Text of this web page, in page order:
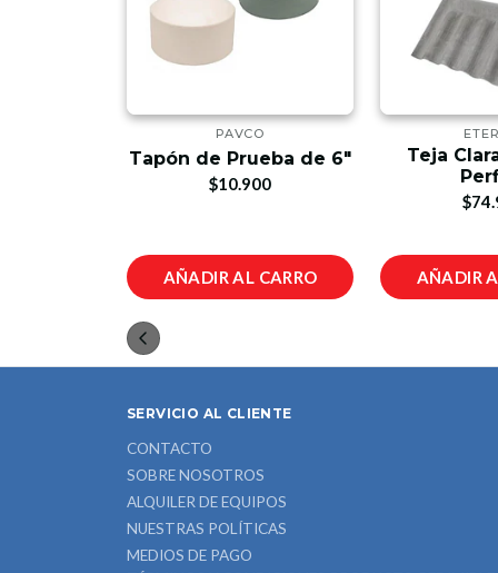
PAVCO
Tapón de Prueba de 6"
$10.900
AÑADIR AL CARRO
Teja
AÑADIR
SERVICIO AL CLIENTE
CONTACTO
SOBRE NOSOTROS
ALQUILER DE EQUIPOS
NUESTRAS POLÍTICAS
MEDIOS DE PAGO